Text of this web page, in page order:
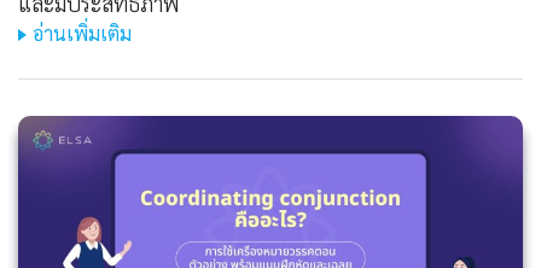
อ่านเพิ่มเติม